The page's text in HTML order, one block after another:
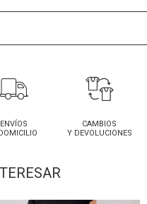
ENVÍOS
CAMBIOS
Y DEVOLUCIONES